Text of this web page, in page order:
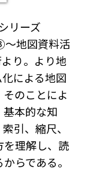
リーズ
～地図資料活
り。より地
による地図
のことによ
本的な知
引、縮尺、
を理解し、読
らである。